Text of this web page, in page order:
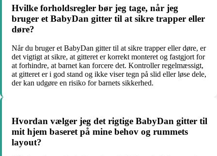
Hvilke forholdsregler bør jeg tage, når jeg
bruger et BabyDan gitter til at sikre trapper eller
døre?
Når du bruger et BabyDan gitter til at sikre trapper eller døre, er
det vigtigt at sikre, at gitteret er korrekt monteret og fastgjort for
at forhindre, at barnet kan forcere det. Kontroller regelmæssigt,
at gitteret er i god stand og ikke viser tegn på slid eller løse dele,
der kan udgøre en risiko for barnets sikkerhed.
Hvordan vælger jeg det rigtige BabyDan gitter til
mit hjem baseret på mine behov og rummets
layout?